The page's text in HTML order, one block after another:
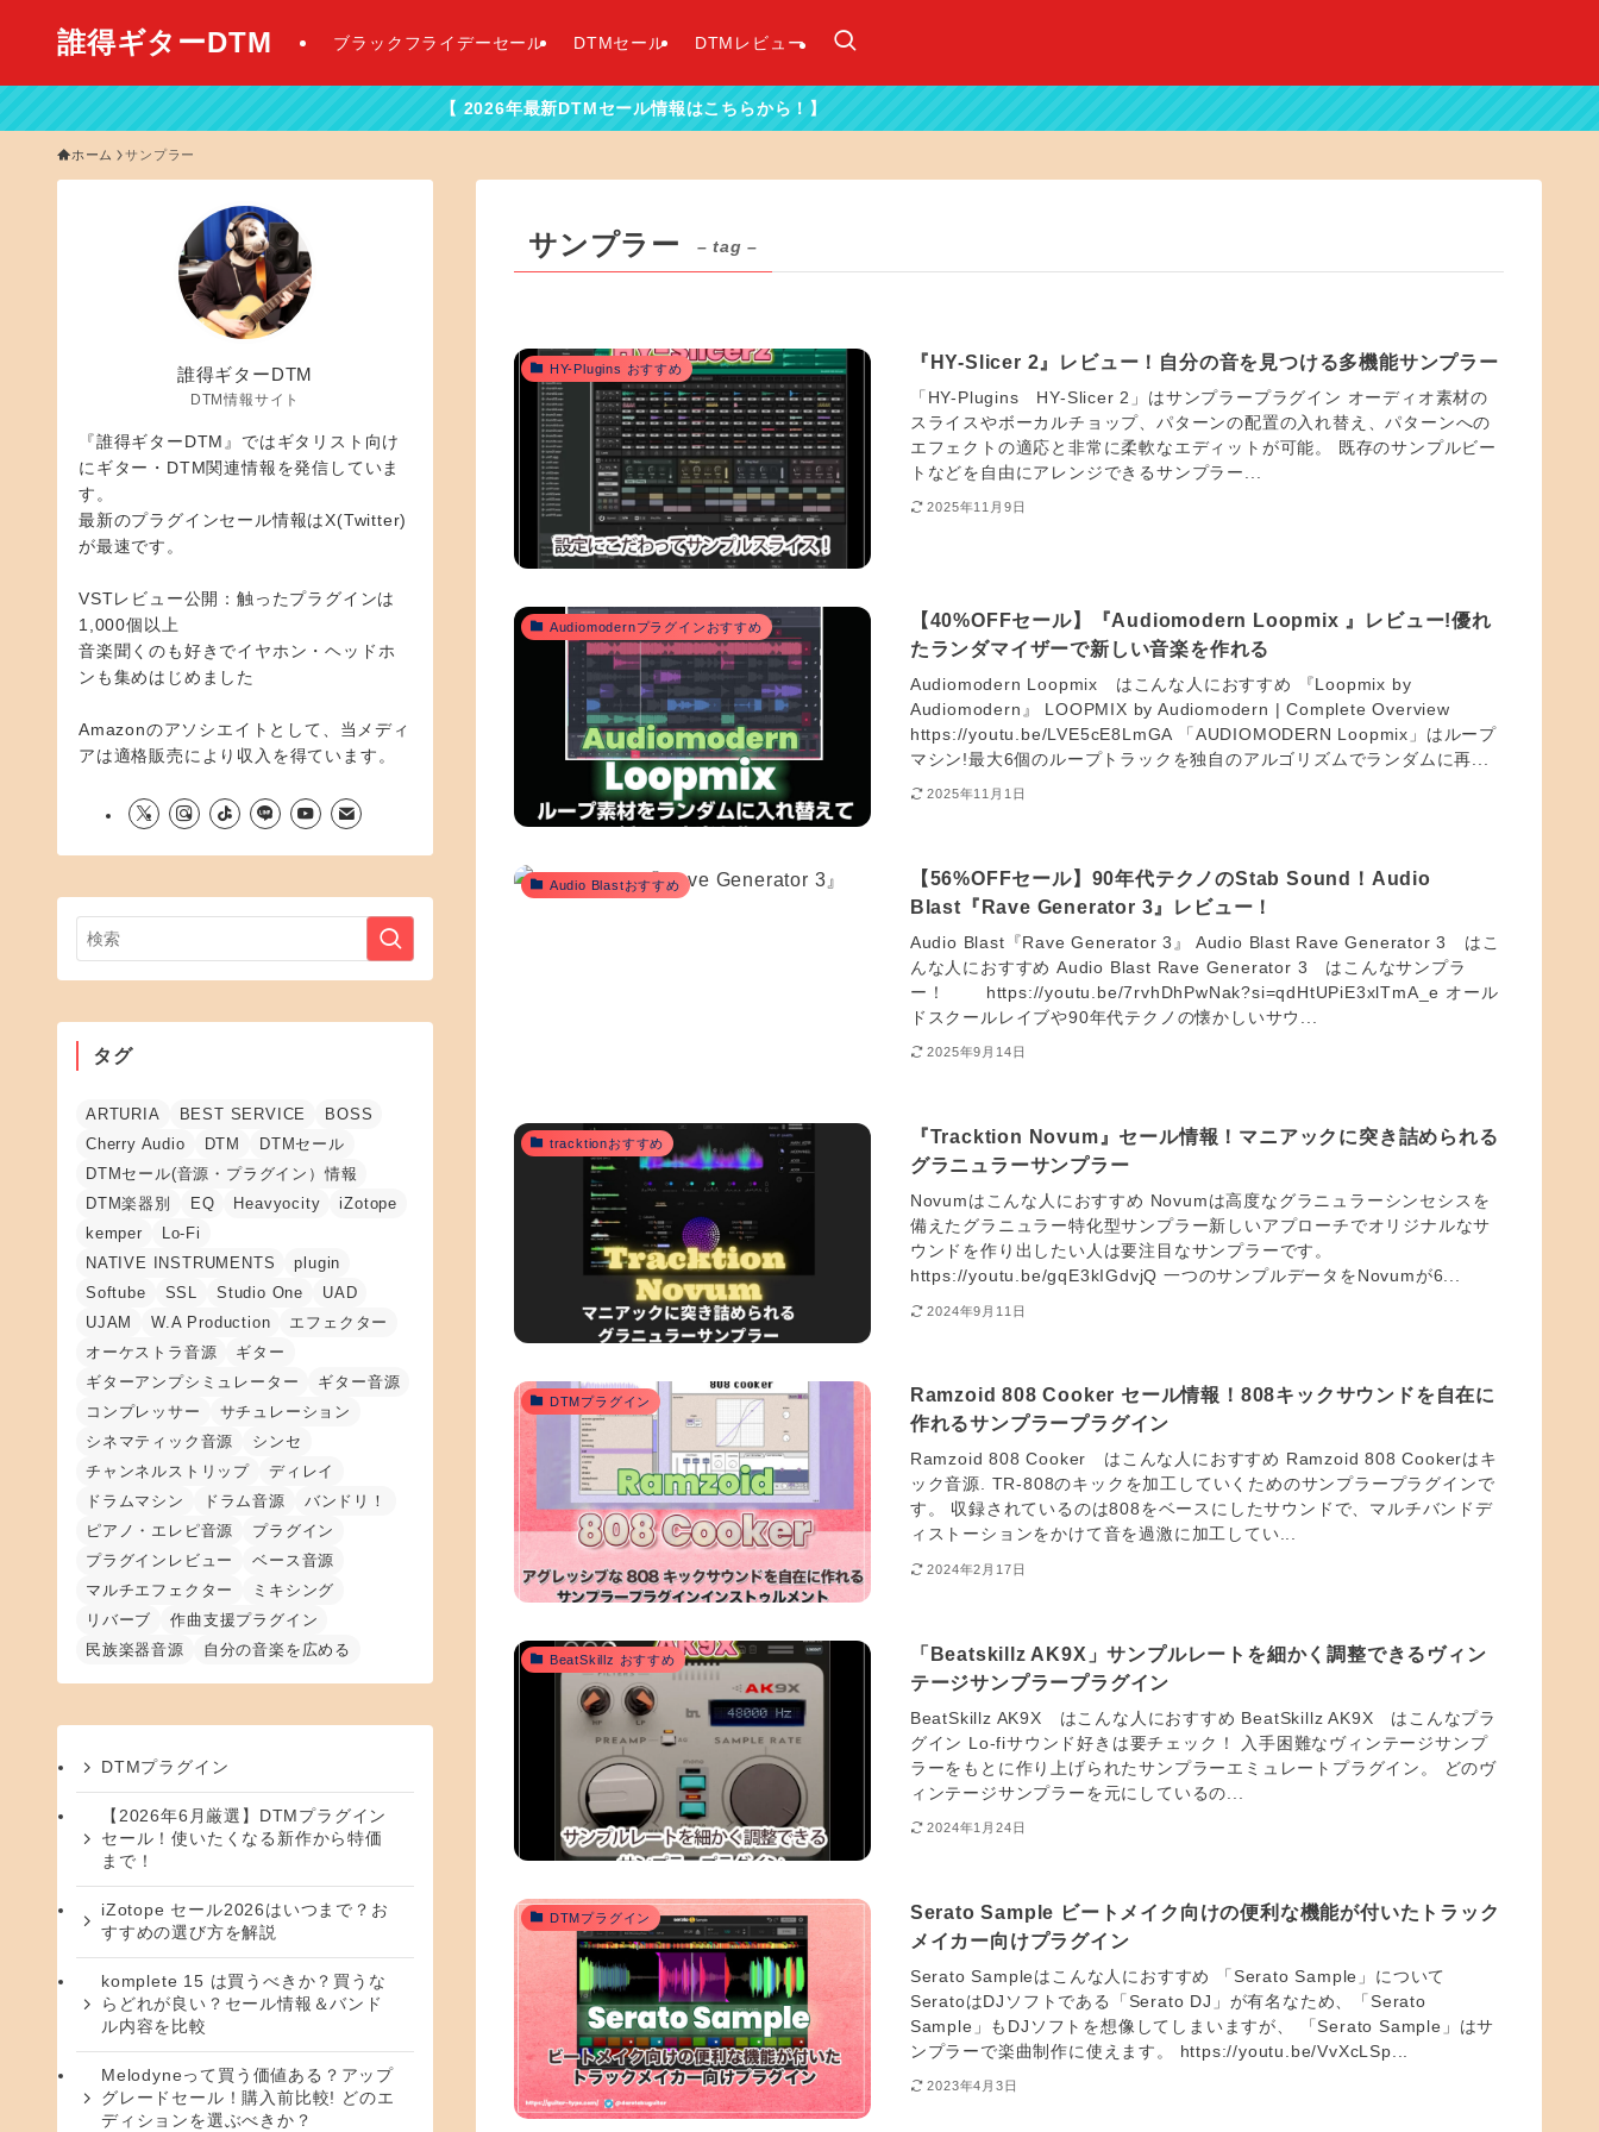
誰得ギターDTM ブラックフライデーセール DTMセール DTMレビュー
【 2026年最新DTMセール情報はこちらから！】
ホーム サンプラー
サンプラー – tag –
HY-Plugins おすすめ 『HY-Slicer 2』レビュー！自分の音を見つける多機能サンプラー
「HY-Plugins HY-Slicer 2」はサンプラープラグイン オーディオ素材の
スライスやボーカルチョップ、パターンの配置の入れ替え、パターンへの
エフェクトの適応と非常に柔軟なエディットが可能。 既存のサンプルビー
トなどを自由にアレンジできるサンプラー...
2025年11月9日
Audiomodernプラグインおすすめ
【40%OFFセール】『Audiomodern Loopmix 』レビュー!優れ
たランダマイザーで新しい音楽を作れる
Audiomodern Loopmix はこんな人におすすめ 『Loopmix by
Audiomodern』 LOOPMIX by Audiomodern | Complete Overview
https://youtu.be/LVE5cE8LmGA 「AUDIOMODERN Loopmix」はループ
マシン!最大6個のループトラックを独自のアルゴリズムでランダムに再...
2025年11月1日
Audio Blastおすすめ
【56%OFFセール】90年代テクノのStab Sound！Audio
Blast『Rave Generator 3』レビュー！
Audio Blast『Rave Generator 3』 Audio Blast Rave Generator 3 はこ
んな人におすすめ Audio Blast Rave Generator 3 はこんなサンプラ
ー！ https://youtu.be/7rvhDhPwNak?si=qdHtUPiE3xlTmA_e オール
ドスクールレイブや90年代テクノの懐かしいサウ...
2025年9月14日
tracktionおすすめ
『Tracktion Novum』セール情報！マニアックに突き詰められる
グラニュラーサンプラー
Novumはこんな人におすすめ Novumは高度なグラニュラーシンセシスを
備えたグラニュラー特化型サンプラー新しいアプローチでオリジナルなサ
ウンドを作り出したい人は要注目なサンプラーです。
https://youtu.be/gqE3kIGdvjQ 一つのサンプルデータをNovumが6...
2024年9月11日
DTMプラグイン
Ramzoid 808 Cooker セール情報！808キックサウンドを自在に
作れるサンプラープラグイン
Ramzoid 808 Cooker はこんな人におすすめ Ramzoid 808 Cookerはキ
ック音源. TR-808のキックを加工していくためのサンプラープラグインで
す。 収録されているのは808をベースにしたサウンドで、マルチバンドデ
ィストーションをかけて音を過激に加工してい...
2024年2月17日
BeatSkillz おすすめ
「Beatskillz AK9X」サンプルレートを細かく調整できるヴィン
テージサンプラープラグイン
BeatSkillz AK9X はこんな人におすすめ BeatSkillz AK9X はこんなプラ
グイン Lo-fiサウンド好きは要チェック！ 入手困難なヴィンテージサンプ
ラーをもとに作り上げられたサンプラーエミュレートプラグイン。 どのヴ
ィンテージサンプラーを元にしているの...
2024年1月24日
DTMプラグイン
Serato Sample ビートメイク向けの便利な機能が付いたトラック
メイカー向けプラグイン
Serato Sampleはこんな人におすすめ 「Serato Sample」について
SeratoはDJソフトである「Serato DJ」が有名なため、「Serato
Sample」もDJソフトを想像してしまいますが、 「Serato Sample」はサ
ンプラーで楽曲制作に使えます。 https://youtu.be/VvXcLSp...
2023年4月3日
誰得ギターDTM
DTM情報サイト
『誰得ギターDTM』ではギタリスト向け
にギター・DTM関連情報を発信していま
す。
最新のプラグインセール情報はX(Twitter)
が最速です。
VSTレビュー公開：触ったプラグインは
1,000個以上
音楽聞くのも好きでイヤホン・ヘッドホ
ンも集めはじめました
Amazonのアソシエイトとして、当メディ
アは適格販売により収入を得ています。
タグ
ARTURIA BEST SERVICE
BOSS
Cherry Audio
DTM
DTMセール
DTMセール(音源・プラグイン）情報
DTM楽器別
EQ Heavyocity
iZotope
kemper
Lo-Fi
NATIVE INSTRUMENTS
plugin
Softube
SSL Studio One
UAD
UJAM
W.A Production
エフェクター
オーケストラ音源
ギター
ギターアンプシミュレーター
ギター音源
コンプレッサー
サチュレーション
シネマティック音源
シンセ
チャンネルストリップ
ディレイ
ドラムマシン
ドラム音源
バンドリ！
ピアノ・エレピ音源
プラグイン
プラグインレビュー
ベース音源
マルチエフェクター
ミキシング
リバーブ
作曲支援プラグイン
民族楽器音源
自分の音楽を広める
DTMプラグイン
【2026年6月厳選】DTMプラグイン
セール！使いたくなる新作から特価
まで！
iZotope セール2026はいつまで？お
すすめの選び方を解説
komplete 15 は買うべきか？買うな
らどれが良い？セール情報＆バンド
ル内容を比較
Melodyneって買う価値ある？アップ
グレードセール！購入前比較! どのエ
ディションを選ぶべきか？